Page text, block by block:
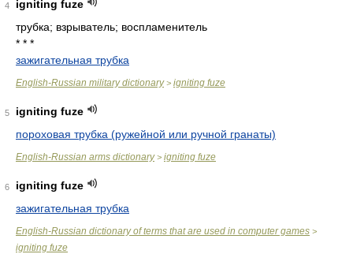
4
igniting fuze
трубка; взрыватель; воспламенитель
* * *
зажигательная трубка
English-Russian military dictionary> igniting fuze
5
igniting fuze
пороховая трубка (ружейной или ручной гранаты)
English-Russian arms dictionary> igniting fuze
6
igniting fuze
зажигательная трубка
English-Russian dictionary of terms that are used in computer games >
igniting fuze